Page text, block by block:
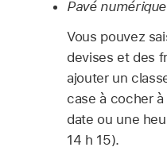
Pavé
Vous pouvez
devises et des
ajouter un
case à cocher
date ou une
14 h 15).